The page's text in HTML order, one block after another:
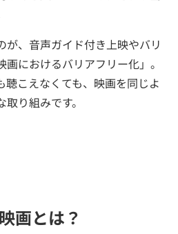
が、音声ガイド付き上映やバリ
におけるバリアフリー化」。
聴こえなくても、映画を同じよ
り組みです。
画とは？